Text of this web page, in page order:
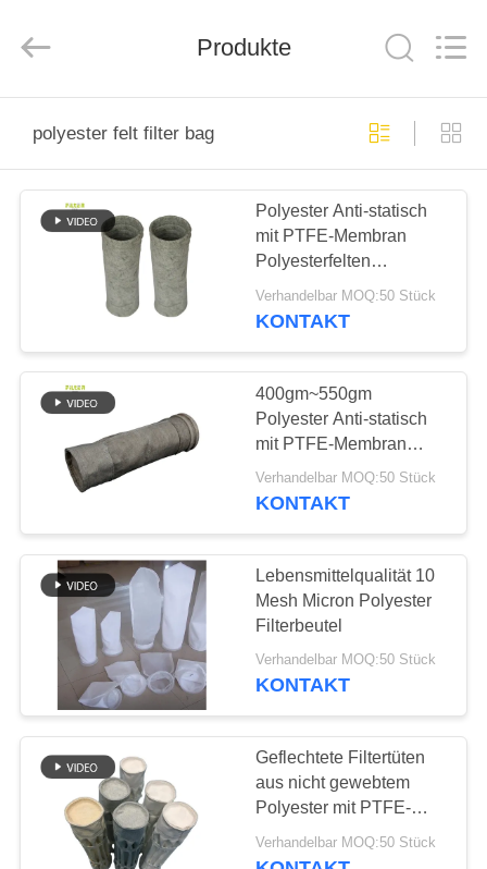
PRODUKTE
FABRIK-
AUSFLUG
QUALITÄTSKONTROLLE
TRETEN
SIE
MIT
VERBINDUNG
NACHRICHTEN
FORDERN
Co.,Ltd..
Produkte
polyester felt filter bag
Polyester Anti-statisch
mit PTFE-Membran
Polyesterfelten
Filterbeutel für
Staubsammler
Verhandelbar MOQ:50 Stück
KONTAKT
400gm~550gm
Polyester Anti-statisch
mit PTFE-Membran
Polyesterfelzen
Filterbeutel für
Verhandelbar MOQ:50 Stück
KONTAKT
Lebensmittelqualität 10
Mesh Micron Polyester
Filterbeutel
Verhandelbar MOQ:50 Stück
KONTAKT
Geflechtete Filtertüten
aus nicht gewebtem
Polyester mit PTFE-
Membran
Verhandelbar MOQ:50 Stück